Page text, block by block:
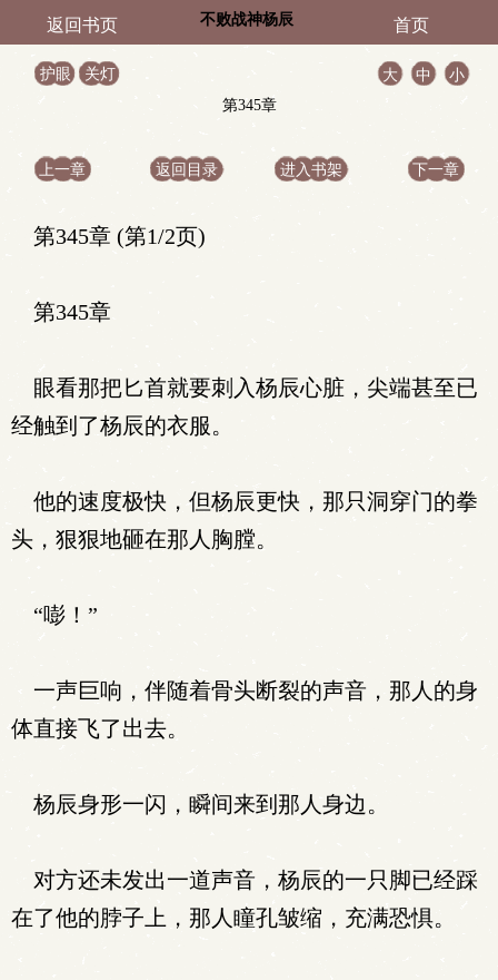
返回书页 不败战神杨辰 首页
护眼 关灯 大 中
小
第345章
上一章 返回目录 进入书架 下一章
第345章 (第1/2页)
第345章
眼看那把匕首就要刺入杨辰心脏，尖端甚至已
经触到了杨辰的衣服。
他的速度极快，但杨辰更快，那只洞穿门的拳
头，狠狠地砸在那人胸膛。
“嘭！”
一声巨响，伴随着骨头断裂的声音，那人的身
体直接飞了出去。
杨辰身形一闪，瞬间来到那人身边。
对方还未发出一道声音，杨辰的一只脚已经踩
在了他的脖子上，那人瞳孔皱缩，充满恐惧。